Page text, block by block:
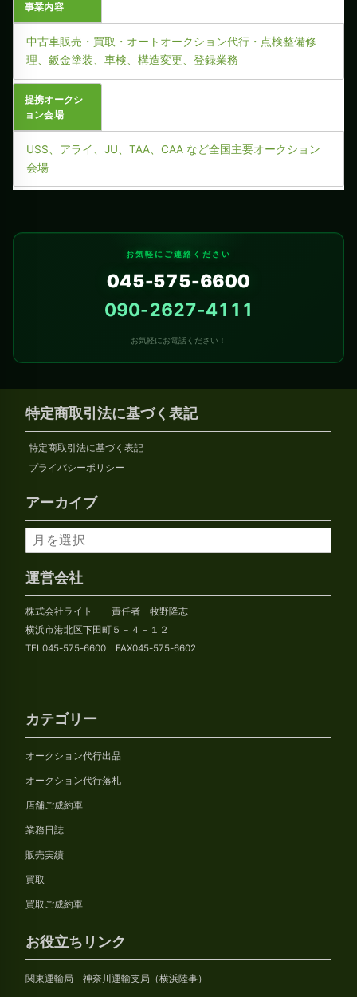
事業内容
中古車販売・買取・オートオークション代行・点検整備修
理、鈑金塗装、車検、構造変更、登録業務
提携オークシ
ョン会場
USS、アライ、JU、TAA、CAA など全国主要オークション
会場
お気軽にご連絡ください
045-575-6600
090-2627-4111
お気軽にお電話ください！
特定商取引法に基づく表記
特定商取引法に基づく表記
プライバシーポリシー
アーカイブ
ア
ー
カ
イ
ブ
運営会社
株式会社ライト 責任者 牧野隆志
横浜市港北区下田町５－４－１２
TEL045-575-6600 FAX045-575-6602
カテゴリー
オークション代行出品
オークション代行落札
店舗ご成約車
業務日誌
販売実績
買取
買取ご成約車
お役立ちリンク
関東運輸局 神奈川運輸支局（横浜陸事）